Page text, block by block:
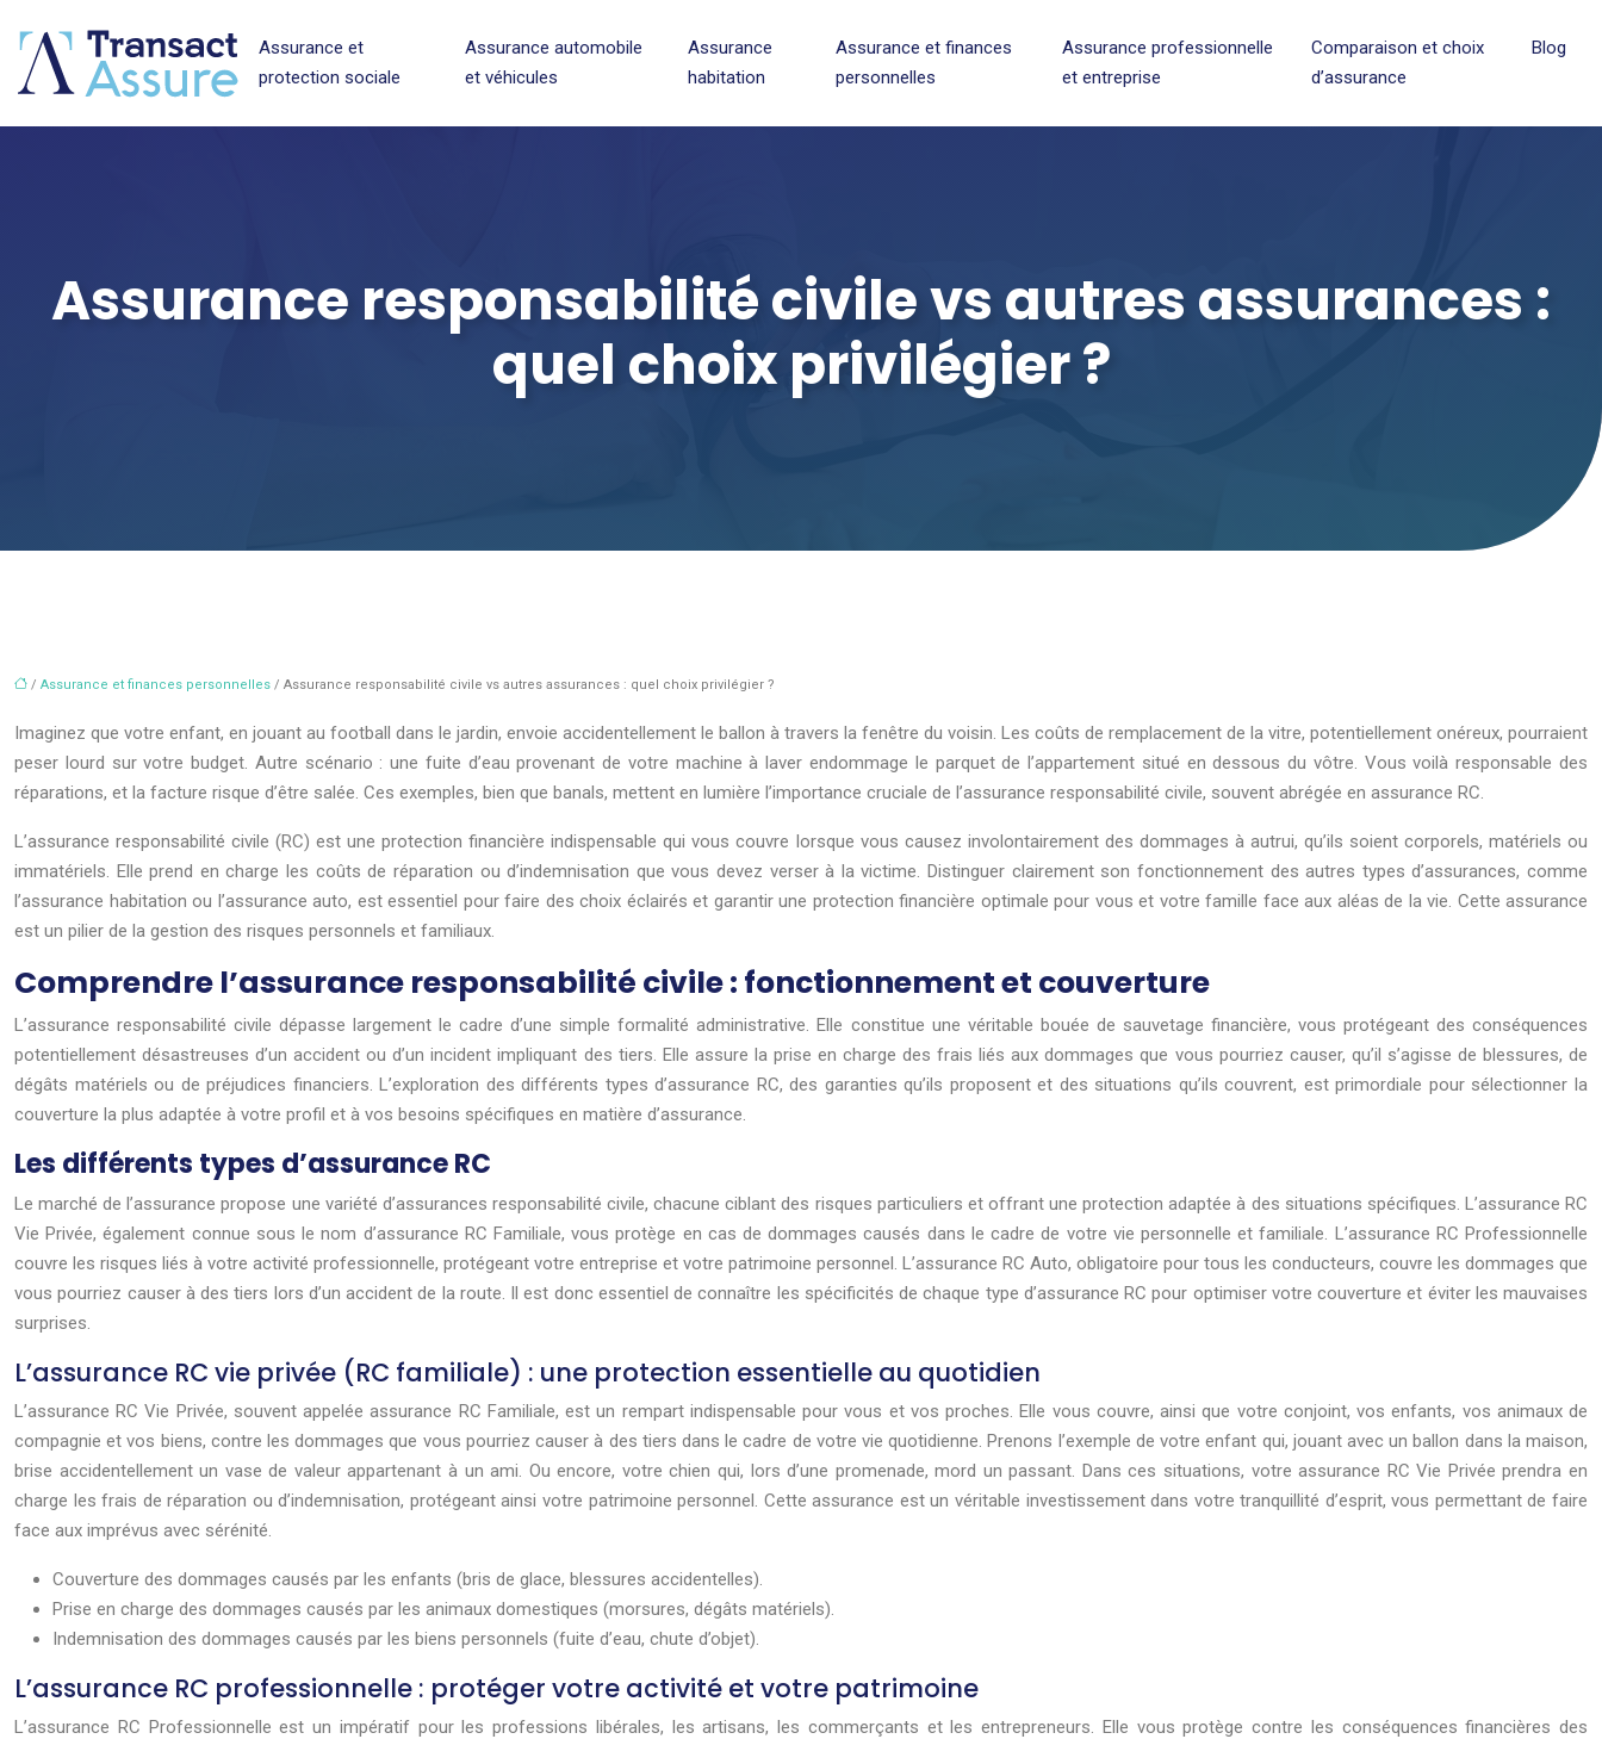
Assurance et
protection sociale
Assurance automobile
et véhicules
Assurance
habitation
Assurance et finances
personnelles
Assurance professionnelle
et entreprise
Comparaison et choix
d’assurance
Blog
Assurance responsabilité civile vs autres assurances :
quel choix privilégier ?
/ Assurance et finances personnelles / Assurance responsabilité civile vs autres assurances : quel choix privilégier ?
Imaginez que votre enfant, en jouant au football dans le jardin, envoie accidentellement le ballon à travers la fenêtre du voisin. Les coûts de remplacement de la vitre, potentiellement onéreux, pourraient
peser lourd sur votre budget. Autre scénario : une fuite d’eau provenant de votre machine à laver endommage le parquet de l’appartement situé en dessous du vôtre. Vous voilà responsable des
réparations, et la facture risque d’être salée. Ces exemples, bien que banals, mettent en lumière l’importance cruciale de l’assurance responsabilité civile, souvent abrégée en assurance RC.
L’assurance responsabilité civile (RC) est une protection financière indispensable qui vous couvre lorsque vous causez involontairement des dommages à autrui, qu’ils soient corporels, matériels ou
immatériels. Elle prend en charge les coûts de réparation ou d’indemnisation que vous devez verser à la victime. Distinguer clairement son fonctionnement des autres types d’assurances, comme
l’assurance habitation ou l’assurance auto, est essentiel pour faire des choix éclairés et garantir une protection financière optimale pour vous et votre famille face aux aléas de la vie. Cette assurance
est un pilier de la gestion des risques personnels et familiaux.
Comprendre l’assurance responsabilité civile : fonctionnement et couverture
L’assurance responsabilité civile dépasse largement le cadre d’une simple formalité administrative. Elle constitue une véritable bouée de sauvetage financière, vous protégeant des conséquences
potentiellement désastreuses d’un accident ou d’un incident impliquant des tiers. Elle assure la prise en charge des frais liés aux dommages que vous pourriez causer, qu’il s’agisse de blessures, de
dégâts matériels ou de préjudices financiers. L’exploration des différents types d’assurance RC, des garanties qu’ils proposent et des situations qu’ils couvrent, est primordiale pour sélectionner la
couverture la plus adaptée à votre profil et à vos besoins spécifiques en matière d’assurance.
Les différents types d’assurance RC
Le marché de l’assurance propose une variété d’assurances responsabilité civile, chacune ciblant des risques particuliers et offrant une protection adaptée à des situations spécifiques. L’assurance RC
Vie Privée, également connue sous le nom d’assurance RC Familiale, vous protège en cas de dommages causés dans le cadre de votre vie personnelle et familiale. L’assurance RC Professionnelle
couvre les risques liés à votre activité professionnelle, protégeant votre entreprise et votre patrimoine personnel. L’assurance RC Auto, obligatoire pour tous les conducteurs, couvre les dommages que
vous pourriez causer à des tiers lors d’un accident de la route. Il est donc essentiel de connaître les spécificités de chaque type d’assurance RC pour optimiser votre couverture et éviter les mauvaises
surprises.
L’assurance RC vie privée (RC familiale) : une protection essentielle au quotidien
L’assurance RC Vie Privée, souvent appelée assurance RC Familiale, est un rempart indispensable pour vous et vos proches. Elle vous couvre, ainsi que votre conjoint, vos enfants, vos animaux de
compagnie et vos biens, contre les dommages que vous pourriez causer à des tiers dans le cadre de votre vie quotidienne. Prenons l’exemple de votre enfant qui, jouant avec un ballon dans la maison,
brise accidentellement un vase de valeur appartenant à un ami. Ou encore, votre chien qui, lors d’une promenade, mord un passant. Dans ces situations, votre assurance RC Vie Privée prendra en
charge les frais de réparation ou d’indemnisation, protégeant ainsi votre patrimoine personnel. Cette assurance est un véritable investissement dans votre tranquillité d’esprit, vous permettant de faire
face aux imprévus avec sérénité.
Couverture des dommages causés par les enfants (bris de glace, blessures accidentelles).
Prise en charge des dommages causés par les animaux domestiques (morsures, dégâts matériels).
Indemnisation des dommages causés par les biens personnels (fuite d’eau, chute d’objet).
L’assurance RC professionnelle : protéger votre activité et votre patrimoine
L’assurance RC Professionnelle est un impératif pour les professions libérales, les artisans, les commerçants et les entrepreneurs. Elle vous protège contre les conséquences financières des